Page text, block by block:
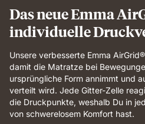
Das neue Emma
individuelle
Unsere verbesserte Emma
damit die Matratze bei
ursprüngliche Form annimmt und
verteilt wird. Jede Gitter-Zelle
die Druckpunkte, weshalb Du in
von schwerelosem Komfort hast.